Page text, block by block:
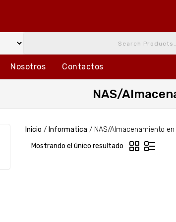
Nosotros Contactos
NAS/
Inicio / Informatica / NAS/Almacenamiento en
Mostrando el único resultado